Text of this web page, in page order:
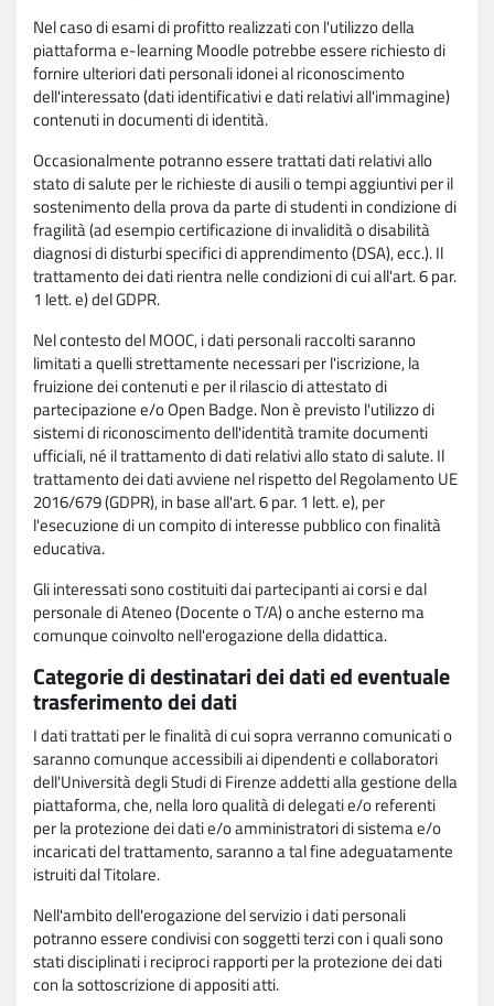
Nel caso di esami di profitto realizzati con l'utilizzo della
piattaforma e-learning Moodle potrebbe essere richiesto di
fornire ulteriori dati personali idonei al riconoscimento
dell'interessato (dati identificativi e dati relativi all'immagine)
contenuti in documenti di identità.
Occasionalmente potranno essere trattati dati relativi allo
stato di salute per le richieste di ausili o tempi aggiuntivi per il
sostenimento della prova da parte di studenti in condizione di
fragilità (ad esempio certificazione di invalidità o disabilità
diagnosi di disturbi specifici di apprendimento (DSA), ecc.). Il
trattamento dei dati rientra nelle condizioni di cui all'art. 6 par.
1 lett. e) del GDPR.
Nel contesto del MOOC, i dati personali raccolti saranno
limitati a quelli strettamente necessari per l'iscrizione, la
fruizione dei contenuti e per il rilascio di attestato di
partecipazione e/o Open Badge. Non è previsto l'utilizzo di
sistemi di riconoscimento dell'identità tramite documenti
ufficiali, né il trattamento di dati relativi allo stato di salute. Il
trattamento dei dati avviene nel rispetto del Regolamento UE
2016/679 (GDPR), in base all'art. 6 par. 1 lett. e), per
l'esecuzione di un compito di interesse pubblico con finalità
educativa.
Gli interessati sono costituiti dai partecipanti ai corsi e dal
personale di Ateneo (Docente o T/A) o anche esterno ma
comunque coinvolto nell'erogazione della didattica.
Categorie di destinatari dei dati ed eventuale
trasferimento dei dati
I dati trattati per le finalità di cui sopra verranno comunicati o
saranno comunque accessibili ai dipendenti e collaboratori
dell'Università degli Studi di Firenze addetti alla gestione della
piattaforma, che, nella loro qualità di delegati e/o referenti
per la protezione dei dati e/o amministratori di sistema e/o
incaricati del trattamento, saranno a tal fine adeguatamente
istruiti dal Titolare.
Nell'ambito dell'erogazione del servizio i dati personali
potranno essere condivisi con soggetti terzi con i quali sono
stati disciplinati i reciproci rapporti per la protezione dei dati
con la sottoscrizione di appositi atti.